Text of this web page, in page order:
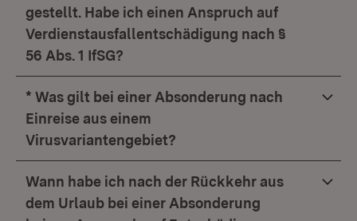
gestellt. Habe ich einen Anspruch auf
Verdienstausfallentschädigung nach §
56 Abs. 1 IfSG?
* Was gilt bei einer Absonderung nach
Einreise aus einem
Virusvariantengebiet?
Wann habe ich nach der Rückkehr aus
dem Urlaub bei einer Absonderung